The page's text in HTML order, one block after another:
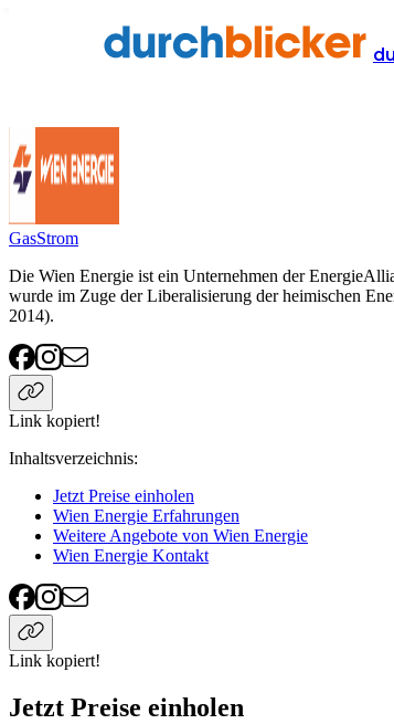
Energie Wien Energie
GasStrom
Die Wien Energie ist ein Unternehmen der
wurde im Zuge der Liberalisierung der heimischen
2014).
Link kopiert!
Inhaltsverzeichnis:
Jetzt Preise einholen
Wien Energie Erfahrungen
Weitere Angebote von Wien Energie
Wien Energie Kontakt
Link kopiert!
Jetzt Preise einholen